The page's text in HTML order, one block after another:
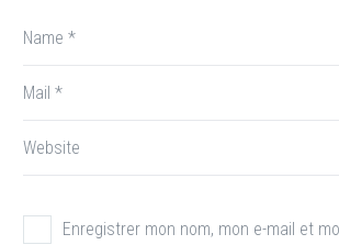
Enregistrer mon nom, mon e-mail et